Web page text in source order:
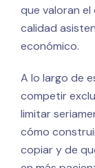
que valoran
calidad
económico.
A lo largo de
competir
limitar
cómo
copiar y de